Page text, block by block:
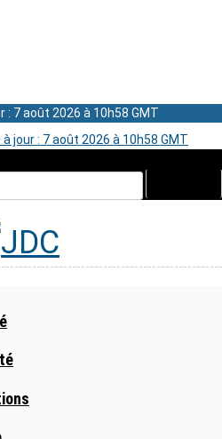
à jour : 7 août 2026 à 10h58 GMT
: 7 août 2026 à 10h58 GMT